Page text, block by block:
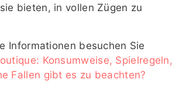
bieten, in vollen Zügen zu
Informationen besuchen Sie
Konsumweise, Spielregeln,
Fallen gibt es zu beachten?